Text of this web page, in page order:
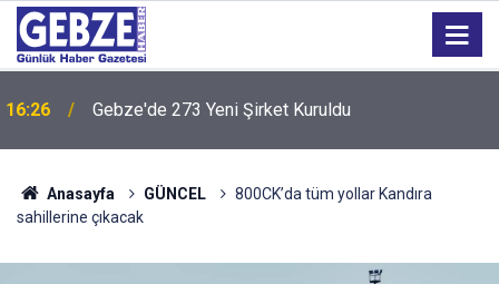
16:26 Gebze'de 273 Yeni Şirket Kuruldu
Anasayfa GÜNCEL
800CK’da tüm yollar Kandıra
sahillerine çıkacak